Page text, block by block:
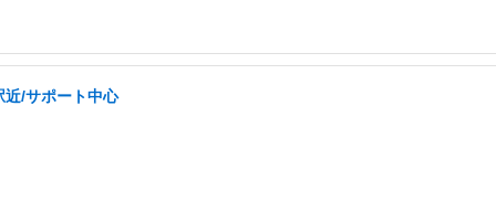
近/サポート中心